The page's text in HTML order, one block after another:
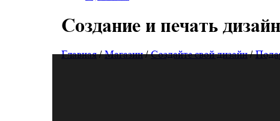
Создание и печать
Главная/Магазин/Создайте свой дизайн/